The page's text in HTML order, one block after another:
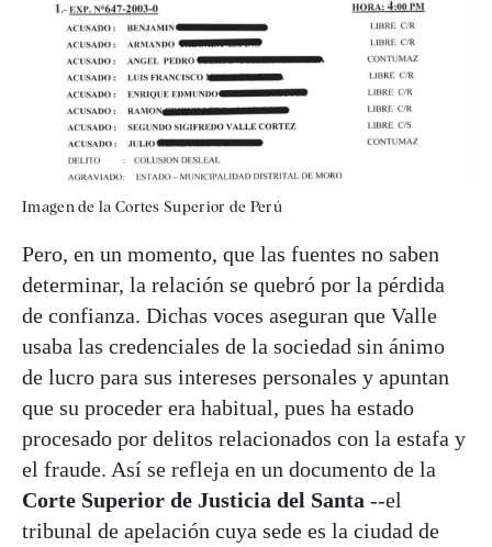
Imagen de la Cortes Superior de Perú
Pero, en un momento, que las fuentes no saben
determinar, la relación se quebró por la pérdida
de confianza. Dichas voces aseguran que Valle
usaba las credenciales de la sociedad sin ánimo
de lucro para sus intereses personales y apuntan
que su proceder era habitual, pues ha estado
procesado por delitos relacionados con la estafa y
el fraude. Así se refleja en un documento de la
Corte Superior de Justicia del Santa --el
tribunal de apelación cuya sede es la ciudad de